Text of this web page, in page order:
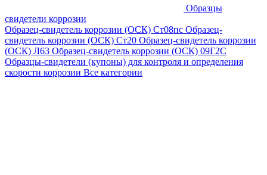
Образцы
свидетели коррозии
Образец-свидетель коррозии (ОСК) Ст08пс Образец-
свидетель коррозии (ОСК) Ст20 Образец-свидетель коррозии
(ОСК) Л63 Образец-свидетель коррозии (ОСК) 09Г2С
Образцы-свидетели (купоны) для контроля и определения
скорости коррозии Все категории